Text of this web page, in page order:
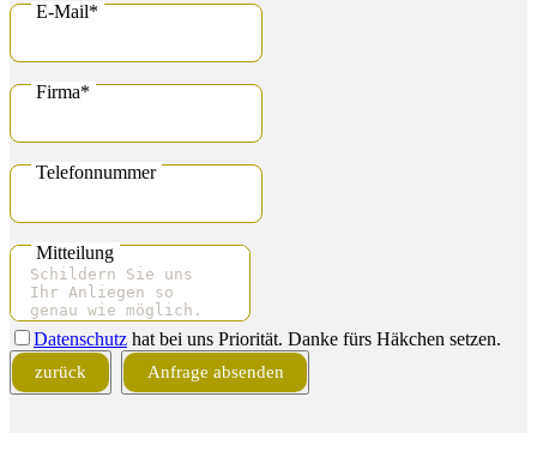
E-Mail*
Firma*
Telefonnummer
Mitteilung
Business
Email*
Datenschutz hat bei uns Priorität. Danke fürs Häkchen setzen.
zurück Anfrage absenden